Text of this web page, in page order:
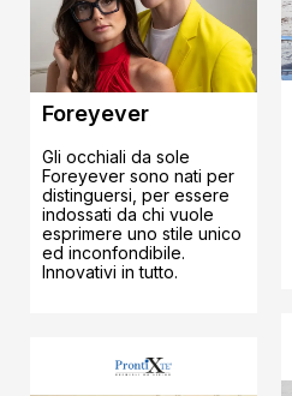
Foreyever
Gli occhiali da sole
Foreyever sono nati per
distinguersi, per essere
indossati da chi vuole
esprimere uno stile unico
ed inconfondibile.
Innovativi in tutto.